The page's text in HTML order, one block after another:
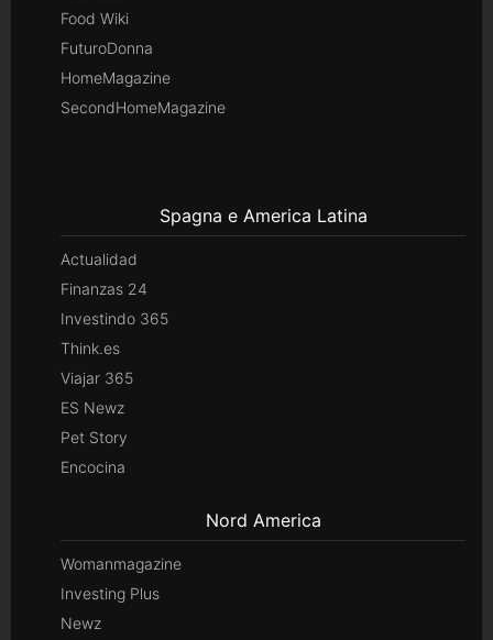
Food Wiki
FuturoDonna
HomeMagazine
SecondHomeMagazine
Spagna e America Latina
Actualidad
Finanzas 24
Investindo 365
Think.es
Viajar 365
ES Newz
Pet Story
Encocina
Nord America
Womanmagazine
Investing Plus
Newz